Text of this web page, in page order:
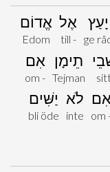
יָעַץ
ge
אֶל
till -
אֱדוֹם
Edom
תֵימָן
Tejman
אִם
om -
אִם
om
לֹא
inte
יַשִּׁים
bli öde